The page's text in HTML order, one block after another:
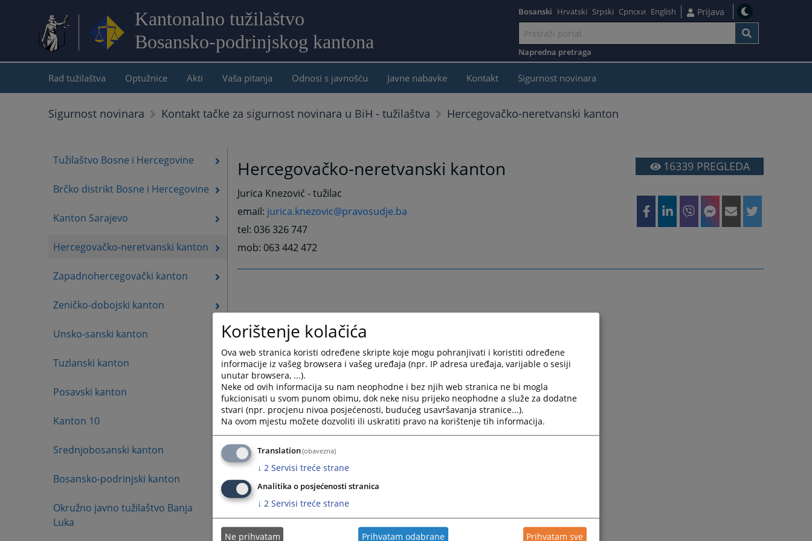
Kantonalno tužilaštvo
Bosansko-podrinjskog kantona
sadržaj
Bosanski Hrvatski Srpski Српски English Prijava
Napredna pretraga
Rad tužilaštva Optužnice Akti Vaša pitanja Odnosi s javnošću Javne nabavke Kontakt Sigurnost novinara
Sigurnost novinara Kontakt tačke za sigurnost novinara u BiH - tužilaštva Hercegovačko-neretvanski kanton
Tužilaštvo Bosne i Hercegovine
Brčko distrikt Bosne i Hercegovine
Kanton Sarajevo
Hercegovačko-neretvanski kanton
Zapadnohercegovački kanton
Zeničko-dobojski kanton
Unsko-sanski kanton
Tuzlanski kanton
Posavski kanton
Kanton 10
Srednjobosanski kanton
Bosansko-podrinjski kanton
Okružno javno tužilaštvo Banja
Luka
Hercegovačko-neretvanski kanton
Jurica Knezović - tužilac
email: jurica.knezovic@pravosudje.ba
tel: 036 326 747
mob: 063 442 472
16339PREGLEDA
Korištenje kolačića
Ova web stranica koristi određene skripte koje mogu pohranjivati i koristiti određene
informacije iz vašeg browsera i vašeg uređaja (npr. IP adresa uređaja, varijable o sesiji
unutar browsera, ...).
Neke od ovih informacija su nam neophodne i bez njih web stranica ne bi mogla
fukcionisati u svom punom obimu, dok neke nisu prijeko neophodne a služe za dodatne
stvari (npr. procjenu nivoa posjećenosti, budućeg usavršavanja stranice...).
Na ovom mjestu možete dozvoliti ili uskratiti pravo na korištenje tih informacija.
Translation(obavezna)
↓ 2 Servisi treće strane
Analitika o posjećenosti stranica
↓ 2 Servisi treće strane
Ne prihvatam Prihvatam odabrane Prihvatam sve